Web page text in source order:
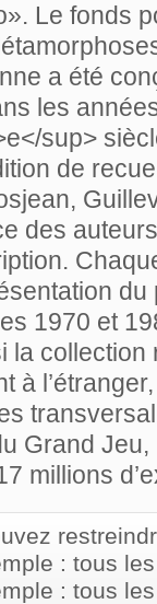
Le fonds
a été
les
sup>
de
des
1970 et
la collection
à
Grand
millions
: tous
: tous